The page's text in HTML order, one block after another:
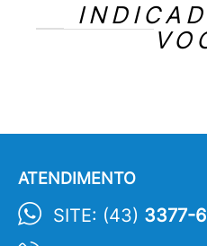
ATENDIMENTO
SITE: (43) 3377-